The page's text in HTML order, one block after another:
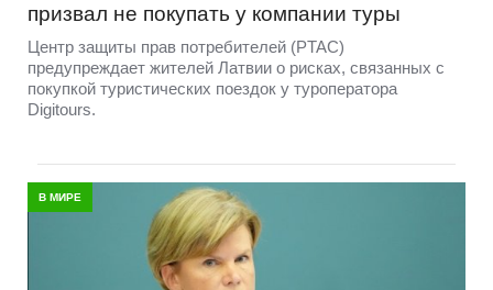
призвал не покупать у компании туры
Центр защиты прав потребителей (PTAC)
предупреждает жителей Латвии о рисках, связанных с
покупкой туристических поездок у туроператора
Digitours.
В МИРЕ